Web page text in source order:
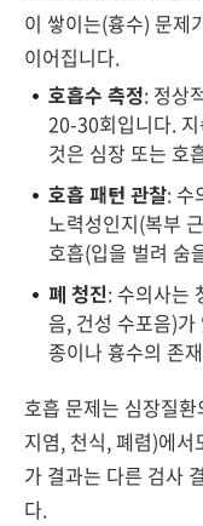
이 쌓이는(흉수) 문제
이어집니다.
호흡수 측정: 정상
20-30회입니다.
것은 심장 또는 호
호흡 패턴 관찰: 수
노력성인지(복부
호흡(입을 벌려 숨
폐 청진: 수의사는
음, 건성 수포음)
종이나 흉수의 존
호흡 문제는 심장질
지염, 천식, 폐렴)에
가 결과는 다른 검사
다.